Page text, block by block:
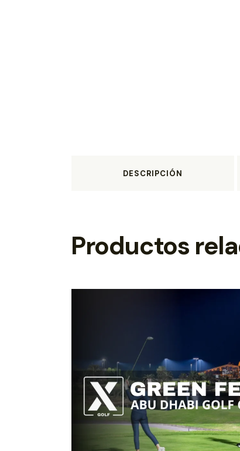
DESCRIPCIÓN
Productos